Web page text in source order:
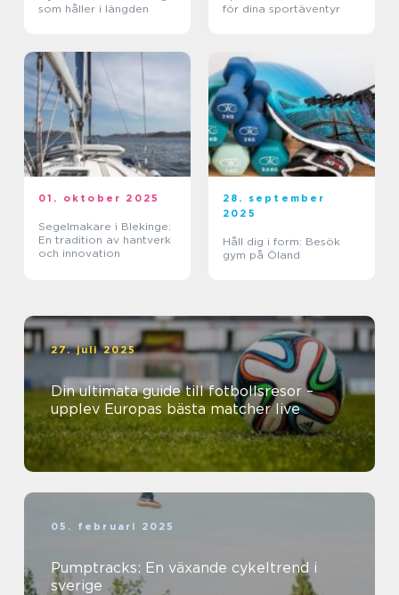
som håller i längden
för dina sportäventyr
01. oktober 2025
Segelmakare i Blekinge:
En tradition av hantverk
och innovation
28. september
2025
Håll dig i form: Besök
gym på Öland
27. juli 2025
Din ultimata guide till fotbollsresor –
upplev Europas bästa matcher live
05. februari 2025
Pumptracks: En växande cykeltrend i
sverige